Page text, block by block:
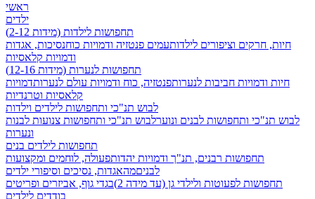
ראשי
ילדים
תחפושות לילדות (מידות 2-12)
חיות, חרקים וציפורים לילדותעמים פנטזיה ודמויות כוחנסיכות, אגדות
ודמויות קלאסיות
תחפושות לנערות (מידות 12-16)
חיות ודמויות חביבות לנערותפנטזיה, כוח ודמויות עולם לנערותדמויות
קלאסיות וטרנדיות
לבוש תנ"כי ותחפושות לילדים וילדות
לבוש תנ"כי ותחפושות לבנים ונוערלבוש תנ"כי ותחפושות צנועות לבנות
ונערות
תחפושות לילדים בנים
תחפושות רבנים, תנ"ך ודמויות יהדותפעולה, לוחמים ומקצועות
לבניםמהאגדות, נסיכים וסיפורי ילדים
תחפושות לפעוטות ולילדי גן (עד מידה 2)
בגדי גוף, אביזרים ופריטים
בודדים לילדים